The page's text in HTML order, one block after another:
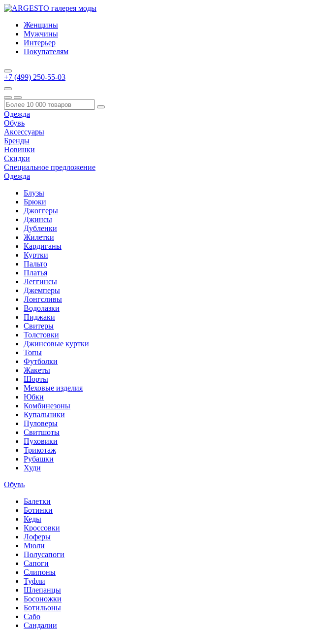
Женщины
Мужчины
Интерьер
Покупателям
+7 (499) 250-55-03
Одежда
Обувь
Аксессуары
Бренды
Новинки
Скидки
Специальное предложение
Одежда
Блузы
Брюки
Джоггеры
Джинсы
Дубленки
Жилетки
Кардиганы
Куртки
Пальто
Платья
Леггинсы
Джемперы
Лонгсливы
Водолазки
Пиджаки
Свитеры
Толстовки
Джинсовые куртки
Топы
Футболки
Жакеты
Шорты
Меховые изделия
Юбки
Комбинезоны
Купальники
Пуловеры
Свитшоты
Пуховики
Трикотаж
Рубашки
Худи
Обувь
Балетки
Ботинки
Кеды
Кроссовки
Лоферы
Мюли
Полусапоги
Сапоги
Слипоны
Туфли
Шлепанцы
Босоножки
Ботильоны
Сабо
Сандалии